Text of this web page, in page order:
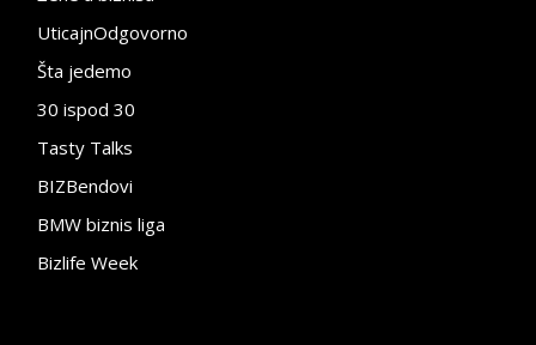
UticajnOdgovorno
Šta jedemo
30 ispod 30
Tasty Talks
BIZBendovi
BMW biznis liga
Bizlife Week